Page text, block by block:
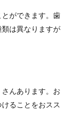
ができます。歯
は異なりますが
んあります。お
ることをおスス